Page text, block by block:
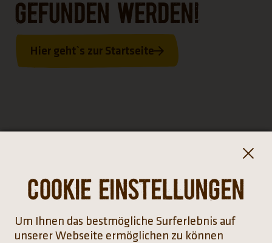
gefunden werden!
Hier geht`s zur Startseite
Cookie Einstellungen
Um Ihnen das bestmögliche Surferlebnis auf
unserer Webseite ermöglichen zu können